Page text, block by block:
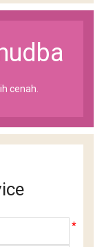
cenah.
*